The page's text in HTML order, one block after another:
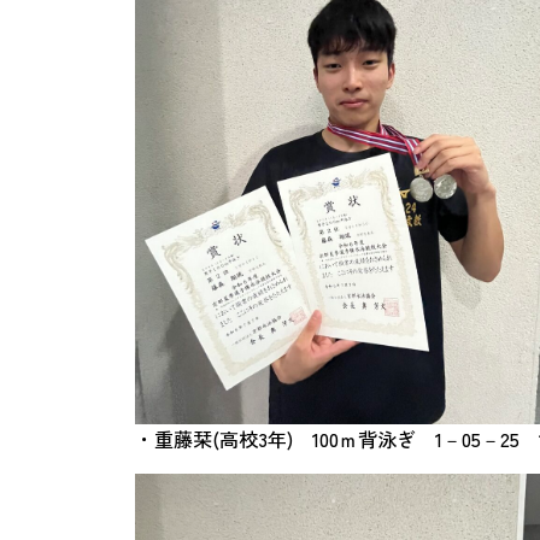
・重藤栞(高校3年) 100ｍ背泳ぎ 1－05－25